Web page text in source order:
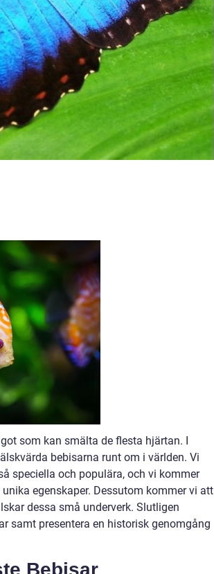
som kan smälta de flesta hjärtan. I
bebisarna runt om i världen. Vi
speciella och populära, och vi kommer
egenskaper. Dessutom kommer vi att
dessa små underverk. Slutligen
samt presentera en historisk genomgång